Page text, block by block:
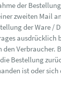
der
zweiten Mail
der Ware /
ausdrücklich
Verbraucher.
Bestellung
ist oder sich